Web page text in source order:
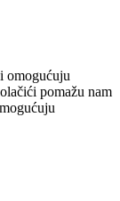
omogućuju
pomažu nam